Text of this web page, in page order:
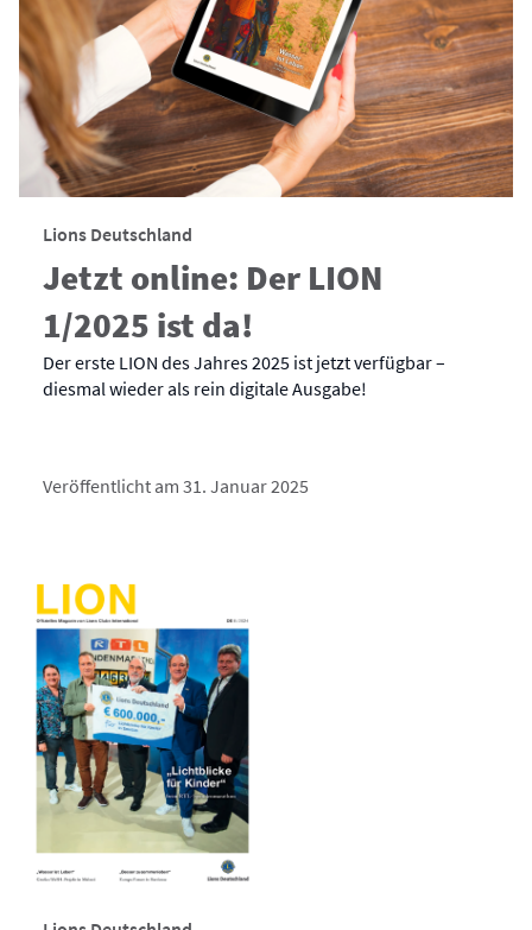
Lions Deutschland
Jetzt online: Der LION
1/2025 ist da!
Der erste LION des Jahres 2025 ist jetzt verfügbar –
diesmal wieder als rein digitale Ausgabe!
Veröffentlicht am 31. Januar 2025